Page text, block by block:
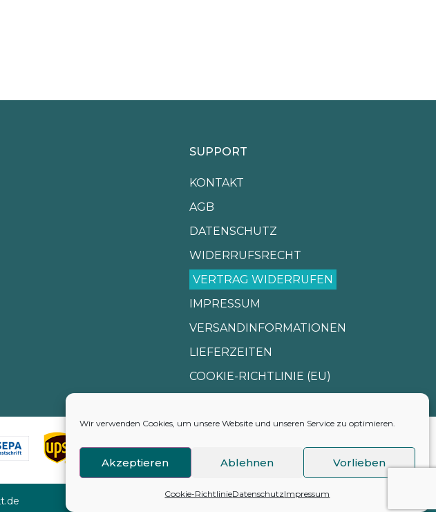
Wir verwenden Cookies, um unsere Website und unseren Service zu optimieren.
Akzeptieren Ablehnen Vorlieben
Cookie-RichtlinieDatenschutzImpressum
SUPPORT
KONTAKT
AGB
DATENSCHUTZ
WIDERRUFSRECHT
VERTRAG WIDERRUFEN
IMPRESSUM
VERSANDINFORMATIONEN
LIEFERZEITEN
COOKIE-RICHTLINIE (EU)